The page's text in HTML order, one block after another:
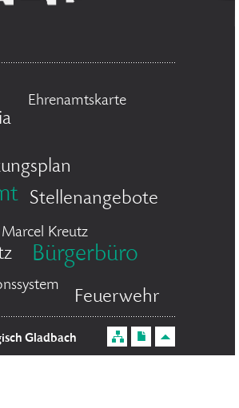
Ehrenamtskarte
Stellenangebote
Kreutz
Bürgerbüro
Feuerwehr
Gladbach